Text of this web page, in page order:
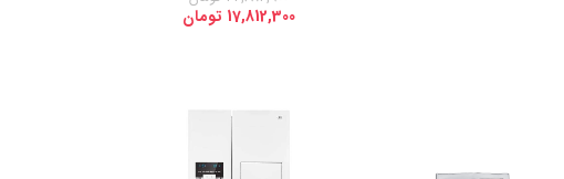
17,812,300 تومان